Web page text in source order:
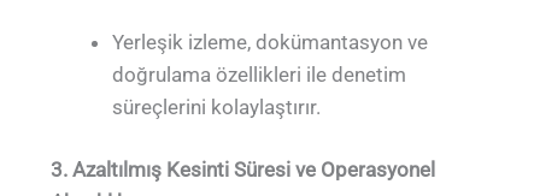
Yerleşik izleme, dokümantasyon ve
doğrulama özellikleri ile denetim
süreçlerini kolaylaştırır.
3. Azaltılmış Kesinti Süresi ve Operasyonel